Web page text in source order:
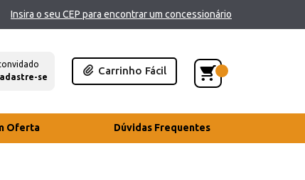
Insira o seu CEP para encontrar um concessionário
se
Carrinho Fácil
Oferta Dúvidas Frequentes